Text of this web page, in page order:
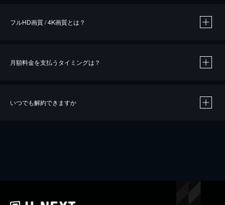
※40％ポイント還元の対象は、クレジットカード決済による作品の購入 / レンタルです。
iOSアプリのUコイン決済による作品の購入 / レンタルは、20％のポイント還元です。
フルHD画質 / 4K画質とは？
月額料金を支払うタイミングは？
いつでも解約できますか